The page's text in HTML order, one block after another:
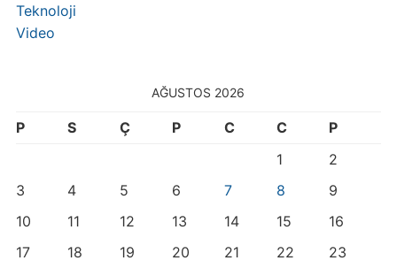
Teknoloji
Video
AĞUSTOS 2026
P S Ç P C C
P
1
2
3
4 5 6 7 8
9
10
11 12 13 14 15
16
17
18 19 20 21 22
23